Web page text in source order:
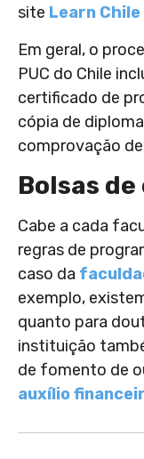
site Learn Chile
Em geral, o
PUC do Chile
certificado de
cópia de
comprovação
Bolsas
Cabe a cada
regras de
caso da
exemplo,
quanto para
instituição
de fomento de
auxílio